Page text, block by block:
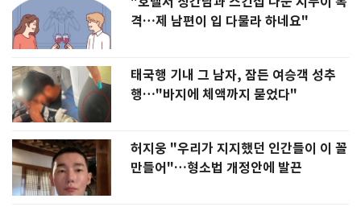
격…제 남편이 입 다물라 하네요"
태국행 기내 그 남자, 잠든 여승객 성추
행…"바지에 체액까지 묻었다"
허지웅 "우리가 지지했던 인간들이 이 꼴
만들어"…형소법 개정안에 발끈